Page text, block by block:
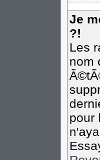
Je
?!
Les
nom
pour